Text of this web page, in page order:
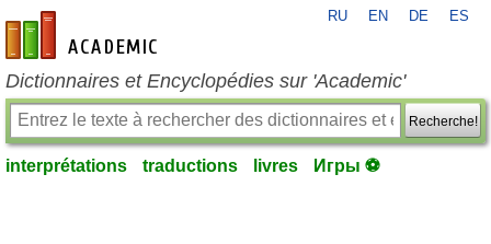
fr-academic.com
RU EN DE ES
Dictionnaires et Encyclopédies sur 'Academic'
Recherche!
interprétations traductions livres Игры ⚽